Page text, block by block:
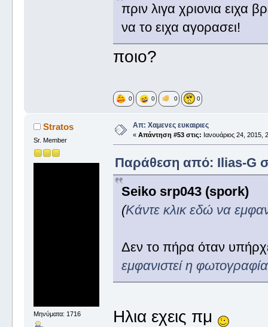
πριν λιγα χριονια ειχα
να το ειχα αγορασει!
ποιο?
0 0 0 0
Stratos
Sr. Member
Μηνύματα: 1716
Απ: Χαμενες ευκαιριες
« Απάντηση #53 στις: Ιανουάριος 24, 2015,
Παράθεση από: Ilias-G
Seiko srp043 (spork)
(Κάντε κλικ εδώ να
Δεν το πήρα όταν
εμφανιστεί η φωτογραφία
Ηλια εχεις πμ